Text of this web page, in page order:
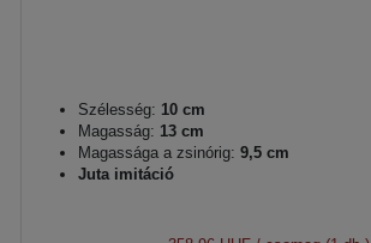
Szélesség: 10 cm
Magasság: 13 cm
Magassága a zsinórig: 9,5 cm
Juta imitáció